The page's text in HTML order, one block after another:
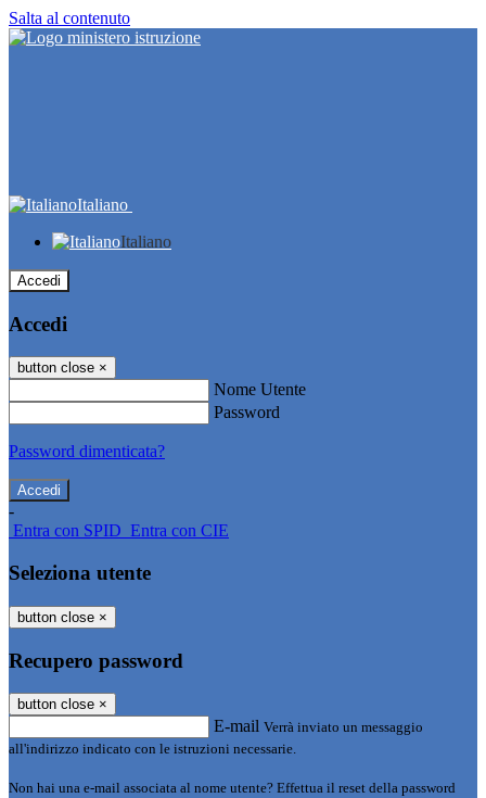
Salta al contenuto
Italiano
Italiano
Accedi
Accedi
button close ×
Nome Utente
Password
Password dimenticata?
-
Entra con SPID Entra con CIE
Seleziona utente
button close ×
Recupero password
button close ×
E-mail Verrà inviato un messaggio
all'indirizzo indicato con le istruzioni necessarie.
Non hai una e-mail associata al nome utente? Effettua il reset della password